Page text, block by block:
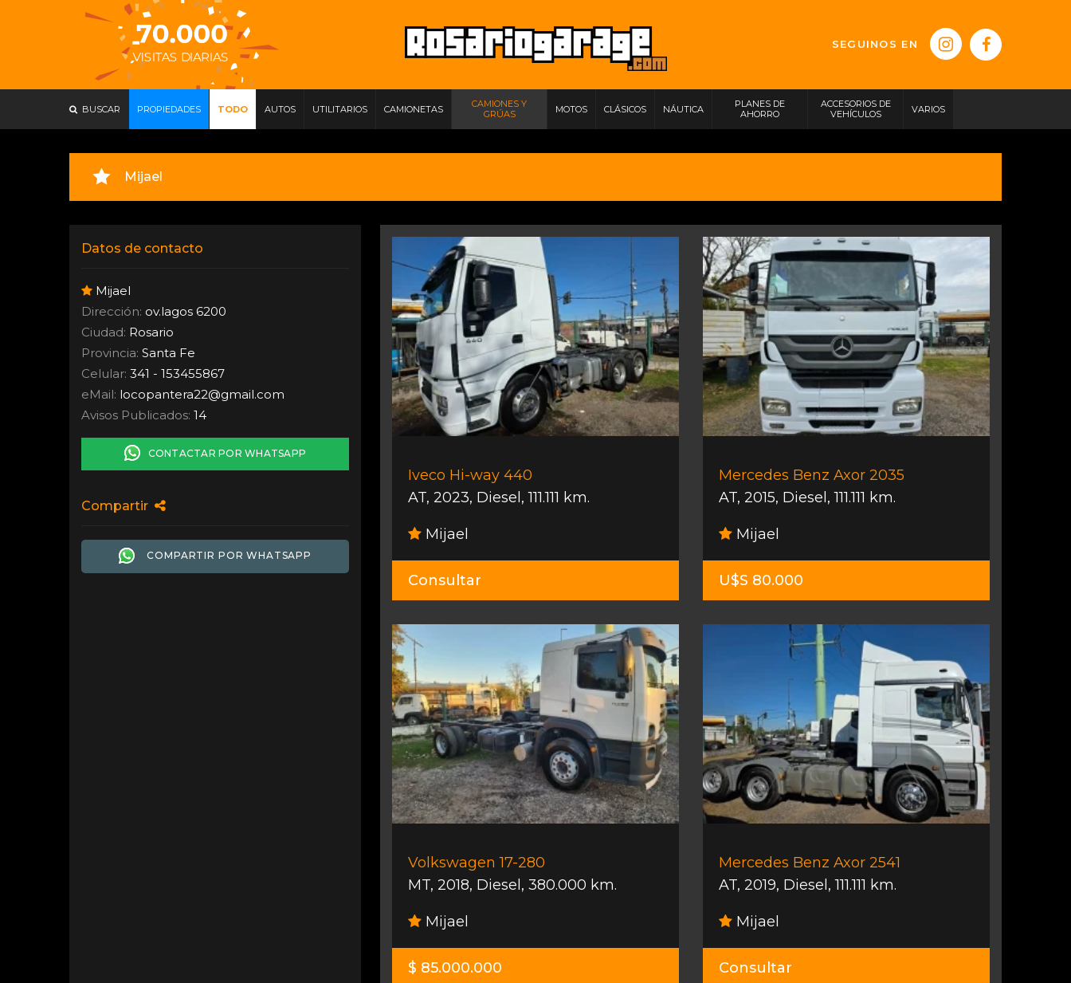
SEGUINOS EN
BUSCAR PROPIEDADES TODO AUTOS UTILITARIOS CAMIONETAS
CAMIONES Y
GRÚAS
MOTOS CLÁSICOS NÁUTICA
PLANES DE
AHORRO
ACCESORIOS DE
VEHÍCULOS
VARIOS
Mijael
Datos de contacto
Mijael
Dirección: ov.lagos 6200
Ciudad: Rosario
Provincia: Santa Fe
Celular: 341 - 153455867
eMail: locopantera22@gmail.com
Avisos Publicados: 14
CONTACTAR POR WHATSAPP
Compartir
COMPARTIR POR WHATSAPP
Iveco Hi-way 440
AT, 2023, Diesel ,111.111 km.
Mijael
Consultar
Mercedes Benz Axor 2035
AT, 2015, Diesel ,111.111 km.
Mijael
U$S 80.000
Volkswagen 17-280
MT, 2018, Diesel , 380.000 km.
Mijael
$ 85.000.000
Mercedes Benz Axor 2541
AT, 2019, Diesel ,111.111 km.
Mijael
Consultar